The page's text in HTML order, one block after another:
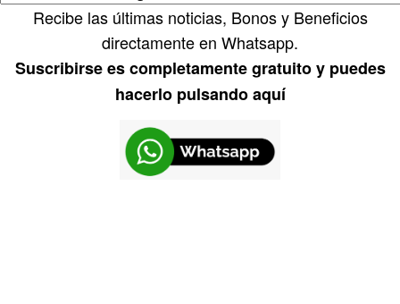
Recibe las últimas noticias, Bonos y Beneficios
directamente en Whatsapp.
Suscribirse es completamente gratuito y puedes
hacerlo pulsando aquí